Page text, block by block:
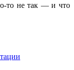
то не так — и что